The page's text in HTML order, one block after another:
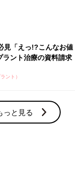
見「えっ!?こんなお値
ント治療の資料請求
ント）
っと見る